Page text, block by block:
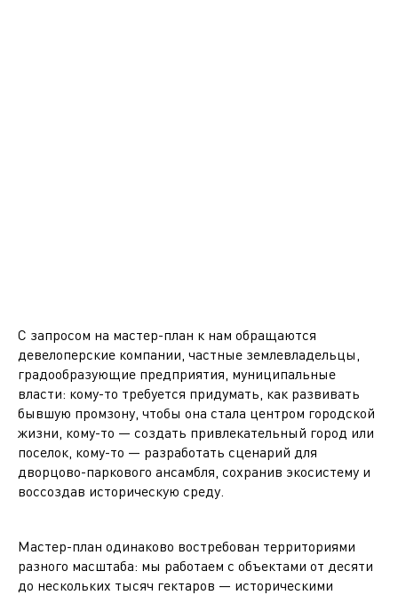
С запросом на мастер-план к нам обращаются
девелоперские компании, частные землевладельцы,
градообразующие предприятия, муниципальные
власти: кому-то требуется придумать, как развивать
бывшую промзону, чтобы она стала центром городской
жизни, кому-то — создать привлекательный город или
поселок, кому-то — разработать сценарий для
дворцово-паркового ансамбля, сохранив экосистему и
воссоздав историческую среду.
Мастер-план одинаково востребован территориями
разного масштаба: мы работаем с объектами от десяти
до нескольких тысяч гектаров — историческими